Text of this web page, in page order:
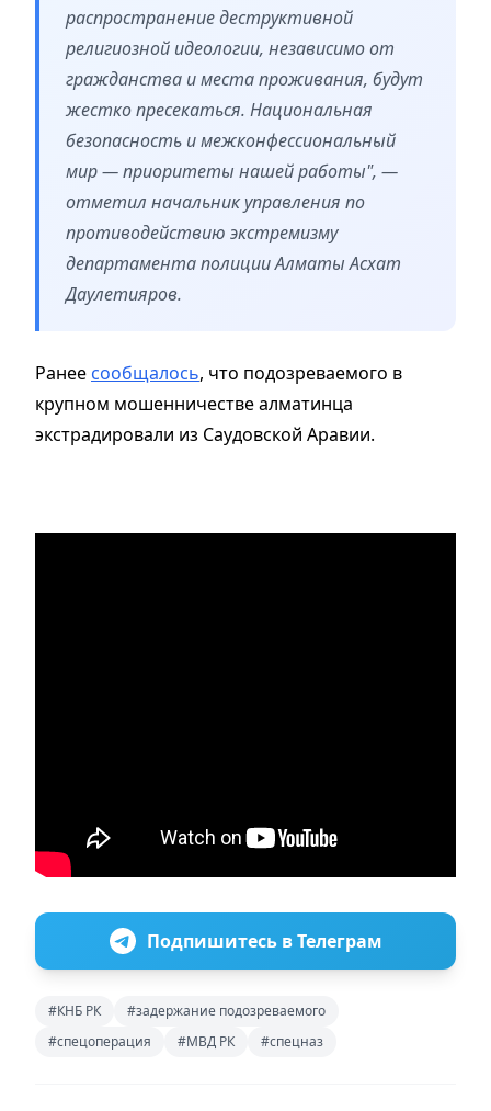
распространение деструктивной
религиозной идеологии, независимо от
гражданства и места проживания, будут
жестко пресекаться. Национальная
безопасность и межконфессиональный
мир — приоритеты нашей работы", —
отметил начальник управления по
противодействию экстремизму
департамента полиции Алматы Асхат
Даулетияров.
Ранее сообщалось, что подозреваемого в
крупном мошенничестве алматинца
экстрадировали из Саудовской Аравии.
Подпишитесь в Телеграм
#КНБ РК
#задержание подозреваемого
#спецоперация
#МВД РК #спецназ